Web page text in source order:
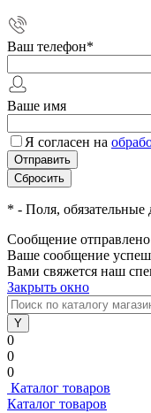
Ваш телефон*
Ваше имя
Я согласен на
* - Поля, обязательные
Сообщение отправлено
Ваше сообщение
Вами свяжется наш
Закрыть окно
0
0
0
Каталог товаров
Каталог товаров